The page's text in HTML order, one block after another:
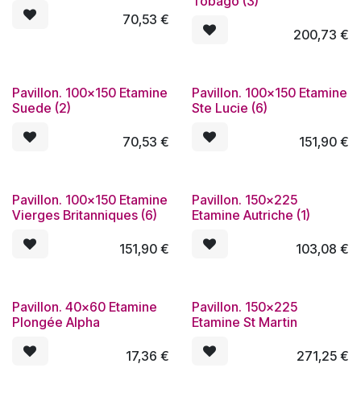
70,53 €
200,73 €
Pavillon. 100x150 Etamine
Suede (2)
70,53 €
Pavillon. 100x150 Etamine
Ste Lucie (6)
151,90€
Pavillon. 100x150 Etamine
Vierges Britanniques (6)
151,90€
Pavillon. 150x225
Etamine Autriche (1)
103,08 €
Pavillon. 40x60 Etamine
Plongée Alpha
17,36 €
Pavillon. 150x225
Etamine St Martin
271,25€